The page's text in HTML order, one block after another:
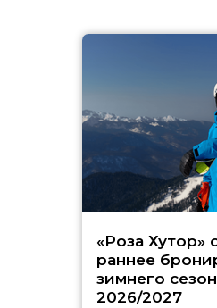
«Роза Хутор»
раннее
зимнего
2026/2027